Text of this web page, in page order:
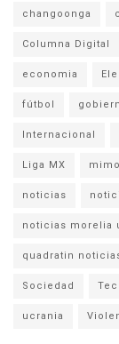
changoonga
Columna Digital
economia
fútbol
Internacional
Liga MX
noticias
noticias morelia
quadratin
Sociedad
ucrania